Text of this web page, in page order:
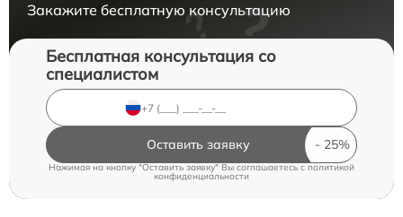
Закажите бесплатную консультацию
Бесплатная консультация со
специалистом
Оставить заявку
Нажимая на кнопку "Оставить заявку" Вы соглашаетесь c политикой
конфиденциальности